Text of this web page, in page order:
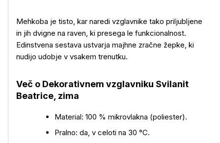
Več o izdelku
Mehkoba je tisto, kar naredi vzglavnike tako priljubljene
in jih dvigne na raven, ki presega le funkcionalnost.
Edinstvena sestava ustvarja majhne zračne žepke, ki
nudijo udobje v vsakem trenutku.
Več o Dekorativnem vzglavniku Svilanit
Beatrice, zima
Material: 100 % mikrovlakna (poliester).
Pralno: da, v celoti na 30 °C.